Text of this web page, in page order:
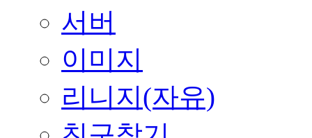
서버
이미지
리니지(자유)